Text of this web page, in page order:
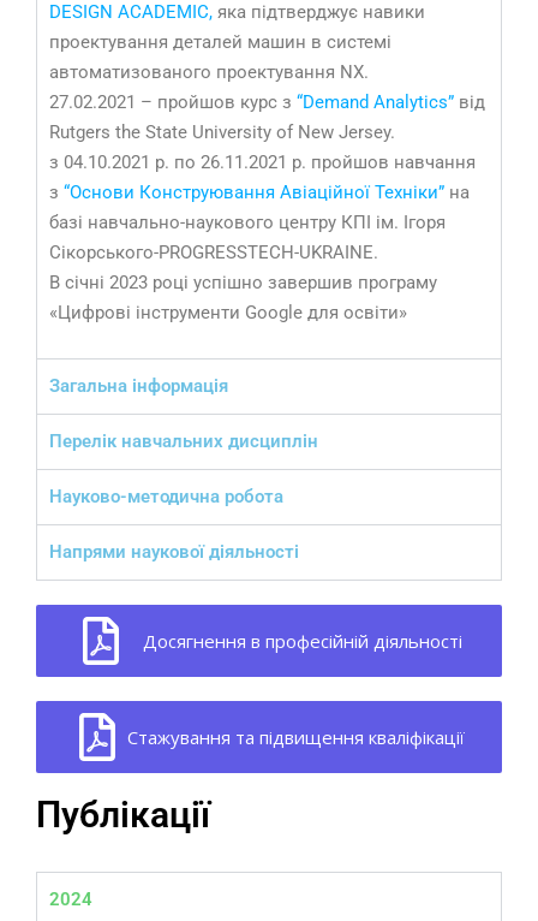
DESIGN ACADEMIC, яка підтверджує навики
проектування деталей машин в системі
автоматизованого проектування NX.
27.02.2021 – пройшов курс з “Demand Analytics” від
Rutgers the State University of New Jersey.
з 04.10.2021 р. по 26.11.2021 р. пройшов навчання
з “Основи Конструювання Авіаційної Техніки” на
базі навчально-наукового центру КПІ ім. Ігоря
Сікорського-PROGRESSTECH-UKRAINE.
В січні 2023 році успішно завершив програму
«Цифрові інструменти Google для освіти»
Загальна інформація
Перелік навчальних дисциплін
Науково-методична робота
Напрями наукової діяльності
Досягнення в професійній діяльності
Стажування та підвищення кваліфікації
Публікації
2024